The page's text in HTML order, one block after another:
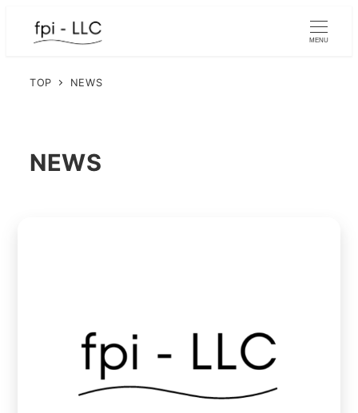
MENU
TOP NEWS
NEWS